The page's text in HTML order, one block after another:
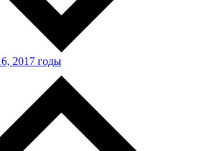
2017 годы